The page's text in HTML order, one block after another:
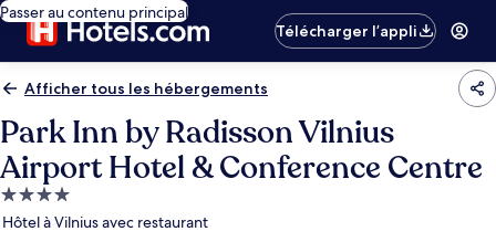
Passer au contenu principal
Télécharger l’appli
Afficher tous les hébergements
Park Inn by Radisson Vilnius
Airport Hotel & Conference Centre
Hébergement
4.0 étoiles
Hôtel à Vilnius avec restaurant